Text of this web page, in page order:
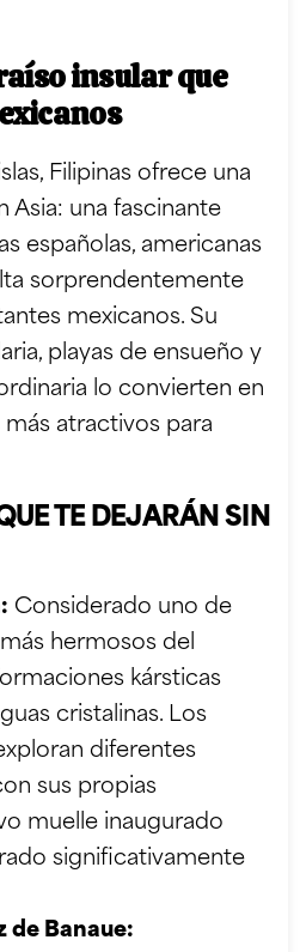
insular que
Filipinas ofrece una
Asia: una fascinante
españolas, americanas
sorprendentemente
mexicanos. Su
playas de ensueño y
lo convierten en
atractivos para
TE DEJARÁN SIN
Considerado uno de
hermosos del
kársticas
cristalinas. Los
diferentes
sus propias
muelle inaugurado
significativamente
de Banaue: